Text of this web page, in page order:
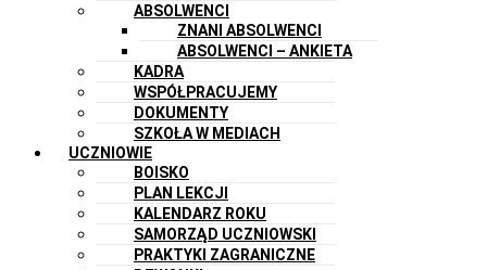
ABSOLWENCI
ZNANI ABSOLWENCI
ABSOLWENCI – ANKIETA
KADRA
WSPÓŁPRACUJEMY
DOKUMENTY
SZKOŁA W MEDIACH
UCZNIOWIE
BOISKO
PLAN LEKCJI
KALENDARZ ROKU
SAMORZĄD UCZNIOWSKI
PRAKTYKI ZAGRANICZNE